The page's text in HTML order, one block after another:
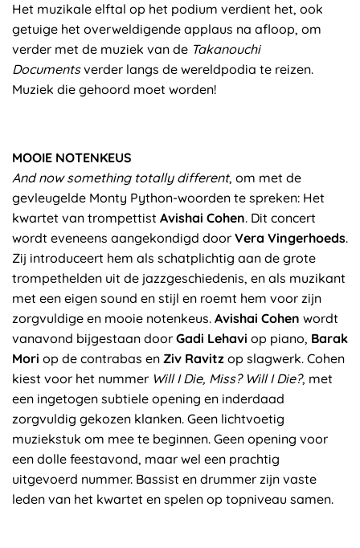
Het muzikale elftal op het podium verdient het, ook
getuige het overweldigende applaus na afloop, om
verder met de muziek van de Takanouchi
Documentsverder langs de wereldpodia te reizen.
Muziek die gehoord moet worden!
MOOIE NOTENKEUS
And now something totally different, om met de
gevleugelde Monty Python-woorden te spreken: Het
kwartet van trompettist Avishai Cohen. Dit concert
wordt eveneens aangekondigd door Vera Vingerhoeds.
Zij introduceert hem als schatplichtig aan de grote
trompethelden uit de jazzgeschiedenis, en als muzikant
met een eigen sound en stijl en roemt hem voor zijn
zorgvuldige en mooie notenkeus. Avishai Cohen wordt
vanavond bijgestaan door Gadi Lehavi op piano, Barak
Mori op de contrabas en Ziv Ravitz op slagwerk. Cohen
kiest voor het nummer Will I Die, Miss? Will I Die?, met
een ingetogen subtiele opening en inderdaad
zorgvuldig gekozen klanken. Geen lichtvoetig
muziekstuk om mee te beginnen. Geen opening voor
een dolle feestavond, maar wel een prachtig
uitgevoerd nummer. Bassist en drummer zijn vaste
leden van het kwartet en spelen op topniveau samen.